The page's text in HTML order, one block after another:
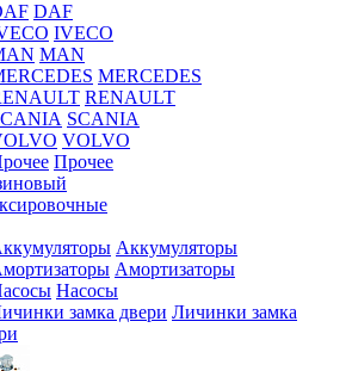
DAF
IVECO
MAN
MERCEDES
RENAULT
SCANIA
VOLVO
Прочее
Аккумуляторы
Амортизаторы
Насосы
Личинки замка